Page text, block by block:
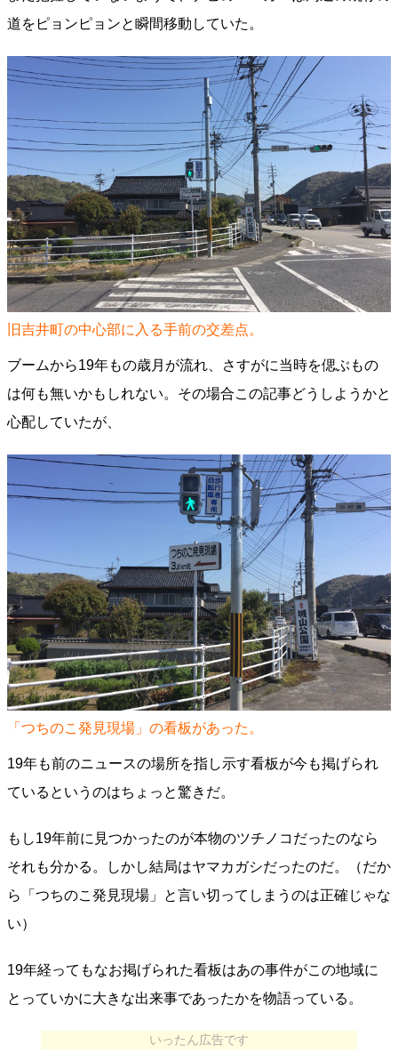
道をピョンピョンと瞬間移動していた。
旧吉井町の中心部に入る手前の交差点。
ブームから19年もの歳月が流れ、さすがに当時を偲ぶもの
は何も無いかもしれない。その場合この記事どうしようかと
心配していたが、
「つちのこ発見現場」の看板があった。
19年も前のニュースの場所を指し示す看板が今も掲げられ
ているというのはちょっと驚きだ。
もし19年前に見つかったのが本物のツチノコだったのなら
それも分かる。しかし結局はヤマカガシだったのだ。（だか
ら「つちのこ発見現場」と言い切ってしまうのは正確じゃな
い）
19年経ってもなお掲げられた看板はあの事件がこの地域に
とっていかに大きな出来事であったかを物語っている。
いったん広告です